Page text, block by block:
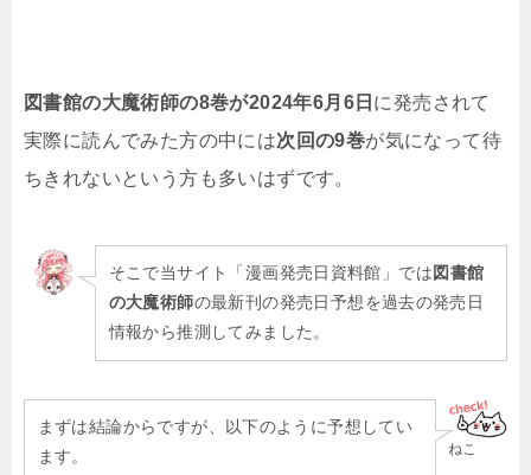
図書館の大魔術師の8巻が2024年6月6日 に発売されて
実際に読んでみた方の中には次回の9巻が気になって待
ちきれないという方も多いはずです。
そこで当サイト「漫画発売日資料館」では図書館
の大魔術師の最新刊の発売日予想を過去の発売日
情報から推測してみました。
ねこ
まずは結論からですが、以下のように予想してい
ます。